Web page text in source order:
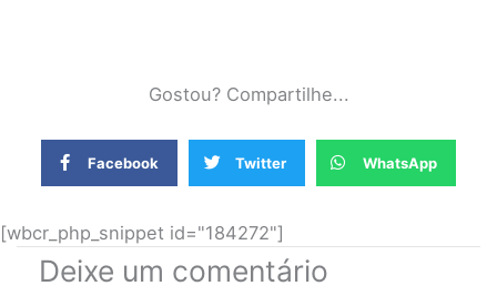
Gostou? Compartilhe...
Facebook Twitter WhatsApp
[wbcr_php_snippet id="184272"]
Deixe um comentário